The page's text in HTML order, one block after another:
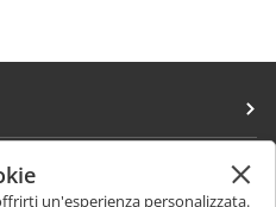
un'esperienza personalizzata.